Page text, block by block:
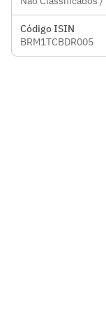
Código ISIN
BRM1TCBDR005